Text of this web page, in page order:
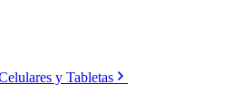
y Tabletas